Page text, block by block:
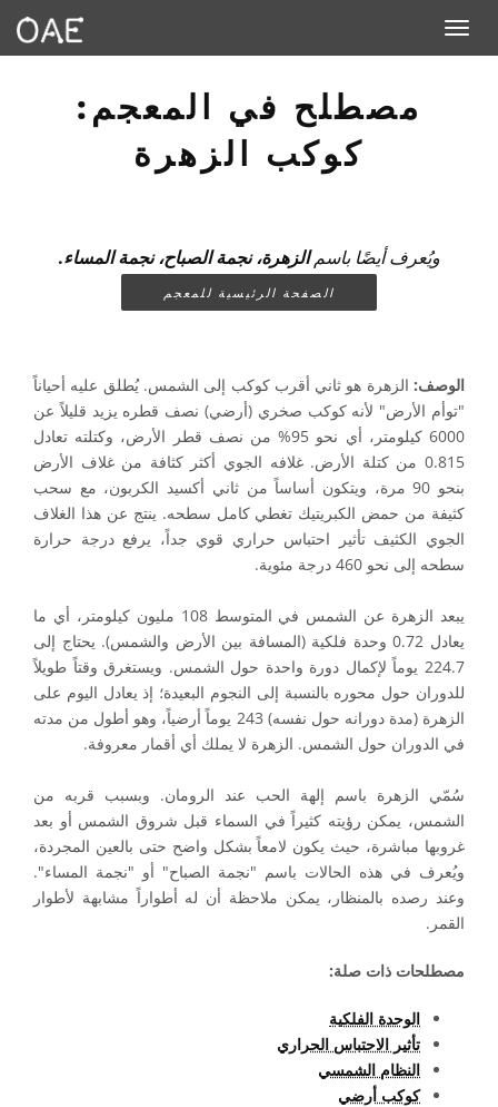
Toggle navigation
مصطلح في المعجم:
كوكب الزهرة
ويُعرف أيضًا باسمالزهرة، نجمة الصباح، نجمة المساء.
الصفحة الرئيسية للمعجم
الوصف: الزهرة هو ثاني أقرب كوكب إلى الشمس. يُطلق عليه أحياناً
"توأم الأرض" لأنه كوكب صخري (أرضي) نصف قطره يزيد قليلاً عن
6000 كيلومتر، أي نحو 95% من نصف قطر الأرض، وكتلته تعادل
0.815 من كتلة الأرض. غلافه الجوي أكثر كثافة من غلاف الأرض
بنحو 90 مرة، ويتكون أساساً من ثاني أكسيد الكربون، مع سحب
كثيفة من حمض الكبريتيك تغطي كامل سطحه. ينتج عن هذا الغلاف
الجوي الكثيف تأثير احتباس حراري قوي جداً، يرفع درجة حرارة
سطحه إلى نحو 460 درجة مئوية.
يبعد الزهرة عن الشمس في المتوسط 108 مليون كيلومتر، أي ما
يعادل 0.72 وحدة فلكية (المسافة بين الأرض والشمس). يحتاج إلى
224.7 يوماً لإكمال دورة واحدة حول الشمس. ويستغرق وقتاً طويلاً
للدوران حول محوره بالنسبة إلى النجوم البعيدة؛ إذ يعادل اليوم على
الزهرة (مدة دورانه حول نفسه) 243 يوماً أرضياً، وهو أطول من مدته
في الدوران حول الشمس. الزهرة لا يملك أي أقمار معروفة.
سُمّي الزهرة باسم إلهة الحب عند الرومان. وبسبب قربه من
الشمس، يمكن رؤيته كثيراً في السماء قبل شروق الشمس أو بعد
غروبها مباشرة، حيث يكون لامعاً بشكل واضح حتى بالعين المجردة،
ويُعرف في هذه الحالات باسم "نجمة الصباح" أو "نجمة المساء".
وعند رصده بالمنظار، يمكن ملاحظة أن له أطواراً مشابهة لأطوار
القمر.
مصطلحات ذات صلة:
الوحدة الفلكية
تأثير الاحتباس الحراري
النظام الشمسي
كوكب أرضي